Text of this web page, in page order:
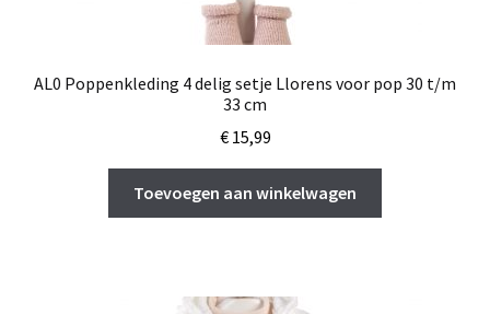
AL0 Poppenkleding 4 delig setje Llorens voor pop 30 t/m
33 cm
€15,99
Toevoegen aan winkelwagen